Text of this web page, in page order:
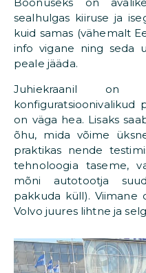
sealhulgas kiiruse ja
kuid samas (vähemalt
info vigane ning seda
peale jääda.
Juhiekraanil on
konfiguratsioonivalikud
on väga hea. Lisaks
õhu, mida võime
praktikas nende
tehnoloogia taseme,
mõni autotootja
pakkuda küll).
Volvo juures lihtne ja